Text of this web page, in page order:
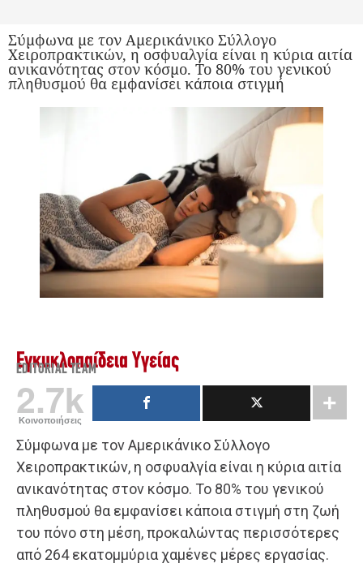
Σύμφωνα με τον Αμερικάνικο Σύλλογο
Χειροπρακτικών, η οσφυαλγία είναι η κύρια αιτία
ανικανότητας στον κόσμο. Το 80% του γενικού
πληθυσμού θα εμφανίσει κάποια στιγμή
Εγκυκλοπαίδεια Υγείας
EDITORIAL TEAM
2.7k
Κοινοποιήσεις
Σύμφωνα με τον Αμερικάνικο Σύλλογο
Χειροπρακτικών, η οσφυαλγία είναι η κύρια αιτία
ανικανότητας στον κόσμο. Το 80% του γενικού
πληθυσμού θα εμφανίσει κάποια στιγμή στη ζωή
του πόνο στη μέση, προκαλώντας περισσότερες
από 264 εκατομμύρια χαμένες μέρες εργασίας.